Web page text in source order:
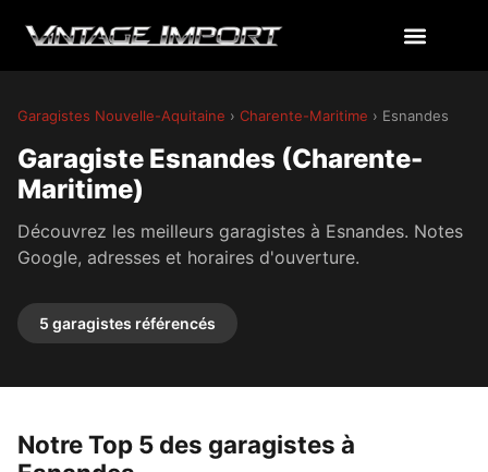
Garagistes Nouvelle-Aquitaine › Charente-Maritime › Esnandes
Garagiste Esnandes (Charente-
Maritime)
Découvrez les meilleurs garagistes à Esnandes. Notes
Google, adresses et horaires d'ouverture.
5 garagistes référencés
Notre Top 5 des garagistes à